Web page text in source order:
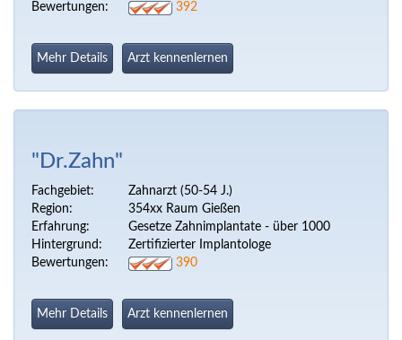
Bewertungen:
392
Mehr Details Arzt kennenlernen
"Dr.Zahn"
Fachgebiet:
Zahnarzt (50-54 J.)
Region:
354xx Raum Gießen
Erfahrung:
Gesetze Zahnimplantate - über 1000
Hintergrund:
Zertifizierter Implantologe
Bewertungen:
390
Mehr Details Arzt kennenlernen